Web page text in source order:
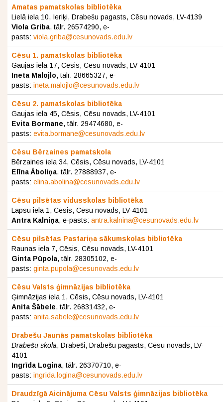
Amatas pamatskolas bibliotēka
Lielā iela 10, Ieriķi, Drabešu pagasts, Cēsu novads, LV-4139
Viola Griba, tālr. 26574290, e-
pasts: viola.griba@cesunovads.edu.lv
Cēsu 1. pamatskolas bibliotēka
Gaujas iela 17, Cēsis, Cēsu novads, LV-4101
Ineta Malojlo, tālr. 28665327, e-
pasts: ineta.malojlo@cesunovads.edu.lv
Cēsu 2. pamatskolas bibliotēka
Gaujas iela 45, Cēsis, Cēsu novads, LV-4101
Evita Bormane, tālr. 29474680, e-
pasts: evita.bormane@cesunovads.edu.lv
Cēsu Bērzaines pamatskola
Bērzaines iela 34, Cēsis, Cēsu novads, LV-4101
Elīna Āboliņa, tālr. 27888937, e-
pasts: elina.abolina@cesunovads.edu.lv
Cēsu pilsētas vidusskolas bibliotēka
Lapsu iela 1, Cēsis, Cēsu novads, LV-4101
Antra Kalniņa, e-pasts: antra.kalnina@cesunovads.edu.lv
Cēsu pilsētas Pastariņa sākumskolas bibliotēka
Raunas iela 7, Cēsis, Cēsu novads, LV-4101
Ginta Pūpola, tālr. 28305102, e-
pasts: ginta.pupola@cesunovads.edu.lv
Cēsu Valsts ģimnāzijas bibliotēka
Ģimnāzijas iela 1, Cēsis, Cēsu novads, LV-4101
Anita Šābele, tālr. 26831432, e-
pasts: anita.sabele@cesunovads.edu.lv
Drabešu Jaunās pamatskolas bibliotēka
Drabešu skola, Drabeši, Drabešu pagasts, Cēsu novads, LV-
4101
Ingrīda Logina, tālr. 26370710, e-
pasts: ingrida.logina@cesunovads.edu.lv
Draudzīgā Aicinājuma Cēsu Valsts ģimnāzijas bibliotēka